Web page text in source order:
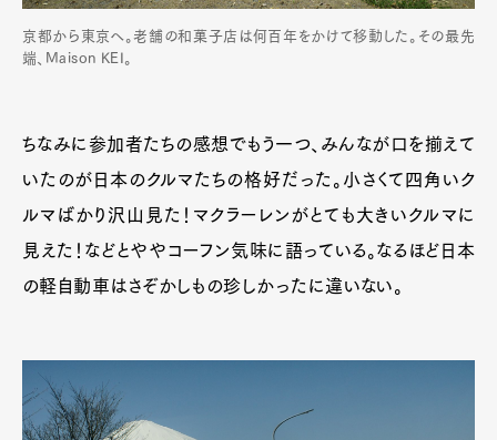
京都から東京へ。老舗の和菓子店は何百年をかけて移動した。その最先
端、Maison KEI。
ちなみに参加者たちの感想でもう一つ、みんなが口を揃えて
いたのが日本のクルマたちの格好だった。小さくて四角いク
ルマばかり沢山見た！マクラーレンがとても大きいクルマに
見えた！などとややコーフン気味に語っている。なるほど日本
の軽自動車はさぞかしもの珍しかったに違いない。